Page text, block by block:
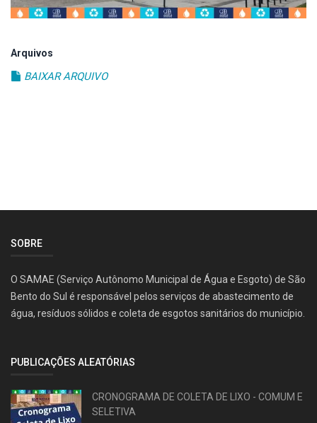
Arquivos
BAIXAR ARQUIVO
SOBRE
O SAMAE (Serviço Autônomo Municipal de Água e Esgoto) de São
Bento do Sul é responsável pelos serviços de abastecimento de
água, resíduos sólidos e coleta de esgotos sanitários do município.
PUBLICAÇÕES ALEATÓRIAS
CRONOGRAMA DE COLETA DE LIXO - COMUM E
SELETIVA